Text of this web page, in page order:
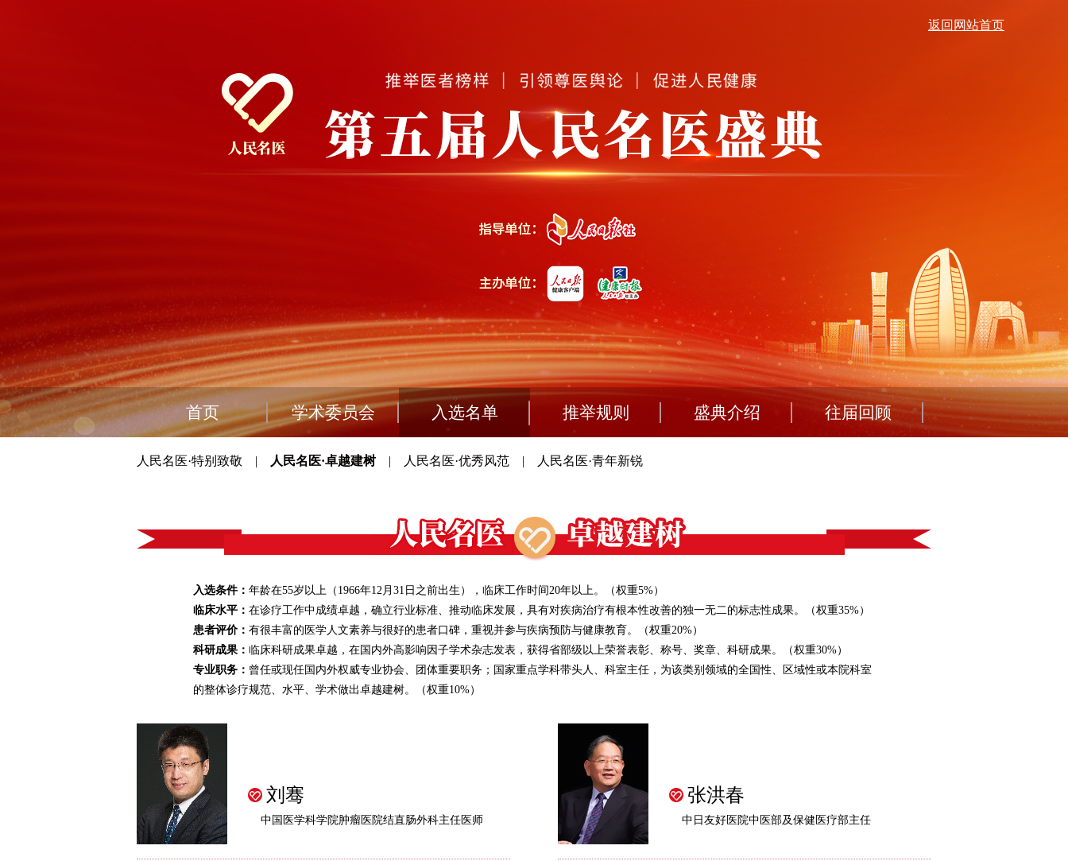
返回网站首页
首页 学术委员会 入选名单 推举规则 盛典介绍 往届回顾
人民名医·特别致敬 | 人民名医·卓越建树 | 人民名医·优秀风范 | 人民名医·青年新锐
入选条件： 年龄在55岁以上（1966年12月31日之前出生），临床工作时间20年以上。（权重5%）
临床水平： 在诊疗工作中成绩卓越，确立行业标准、推动临床发展，具有对疾病治疗有根本性改善的独一无二的标志性成果。（权重35%）
患者评价： 有很丰富的医学人文素养与很好的患者口碑，重视并参与疾病预防与健康教育。（权重20%）
科研成果： 临床科研成果卓越，在国内外高影响因子学术杂志发表，获得省部级以上荣誉表彰、称号、奖章、科研成果。（权重30%）
专业职务： 曾任或现任国内外权威专业协会、团体重要职务；国家重点学科带头人、科室主任，为该类别领域的全国性、区域性或本院科室
的整体诊疗规范、水平、学术做出卓越建树。（权重10%）
刘骞
中国医学科学院肿瘤医院结直肠外科主任医师
张洪春
中日友好医院中医部及保健医疗部主任